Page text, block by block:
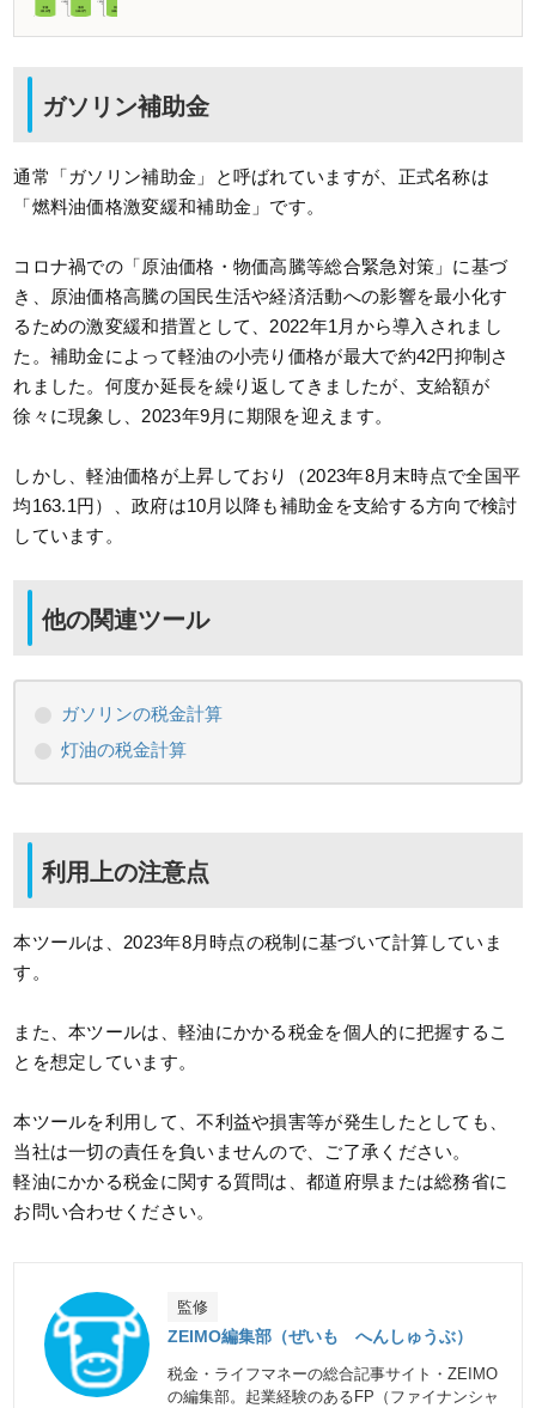
ガソリン補助金
通常「ガソリン補助金」と呼ばれていますが、正式名称は
「燃料油価格激変緩和補助金」です。
コロナ禍での「原油価格・物価高騰等総合緊急対策」に基づ
き、原油価格高騰の国民生活や経済活動への影響を最小化す
るための激変緩和措置として、2022年1月から導入されまし
た。補助金によって軽油の小売り価格が最大で約42円抑制さ
れました。何度か延長を繰り返してきましたが、支給額が
徐々に現象し、2023年9月に期限を迎えます。
しかし、軽油価格が上昇しており（2023年8月末時点で全国平
均163.1円）、政府は10月以降も補助金を支給する方向で検討
しています。
他の関連ツール
ガソリンの税金計算
灯油の税金計算
利用上の注意点
本ツールは、2023年8月時点の税制に基づいて計算していま
す。
また、本ツールは、軽油にかかる税金を個人的に把握するこ
とを想定しています。
本ツールを利用して、不利益や損害等が発生したとしても、
当社は一切の責任を負いませんので、ご了承ください。
軽油にかかる税金に関する質問は、都道府県または総務省に
お問い合わせください。
監修
ZEIMO編集部（ぜいも へんしゅうぶ）
税金・ライフマネーの総合記事サイト・ZEIMO
の編集部。起業経験のあるFP（ファイナンシャ